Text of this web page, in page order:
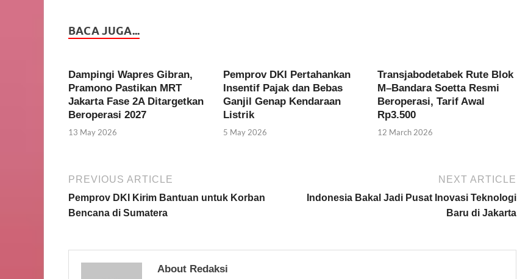
BACA JUGA...
Dampingi Wapres Gibran,
Pramono Pastikan MRT
Jakarta Fase 2A Ditargetkan
Beroperasi 2027
13 May 2026
Pemprov DKI Pertahankan
Insentif Pajak dan Bebas
Ganjil Genap Kendaraan
Listrik
5 May 2026
Transjabodetabek Rute Blok
M–Bandara Soetta Resmi
Beroperasi, Tarif Awal
Rp3.500
12 March 2026
PREVIOUS ARTICLE
Pemprov DKI Kirim Bantuan untuk Korban
Bencana di Sumatera
NEXT ARTICLE
Indonesia Bakal Jadi Pusat Inovasi Teknologi
Baru di Jakarta
About Redaksi